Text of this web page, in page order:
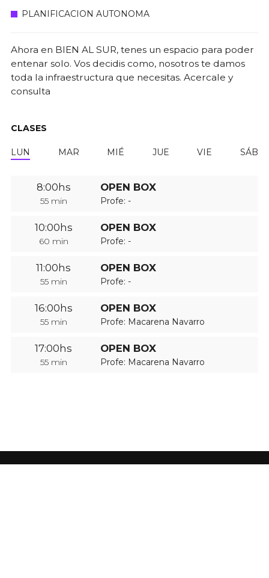
PLANIFICACION AUTONOMA
Ahora en BIEN AL SUR, tenes un espacio para poder
entenar solo. Vos decidis como, nosotros te damos
toda la infraestructura que necesitas. Acercale y
consulta
CLASES
LUN MAR MIÉ JUE VIE SÁB
8:00hs
55 min
OPEN BOX
Profe: -
10:00hs
60 min
OPEN BOX
Profe: -
11:00hs
55 min
OPEN BOX
Profe: -
16:00hs
55 min
OPEN BOX
Profe: Macarena Navarro
17:00hs
55 min
OPEN BOX
Profe: Macarena Navarro